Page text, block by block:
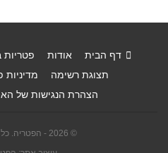
דף הבית אודות פטריות
תצוגת רשימה
מדיניות
הצהרת הנגישות של
© 2026 - הפטריה. כל הזכויות שמורות.